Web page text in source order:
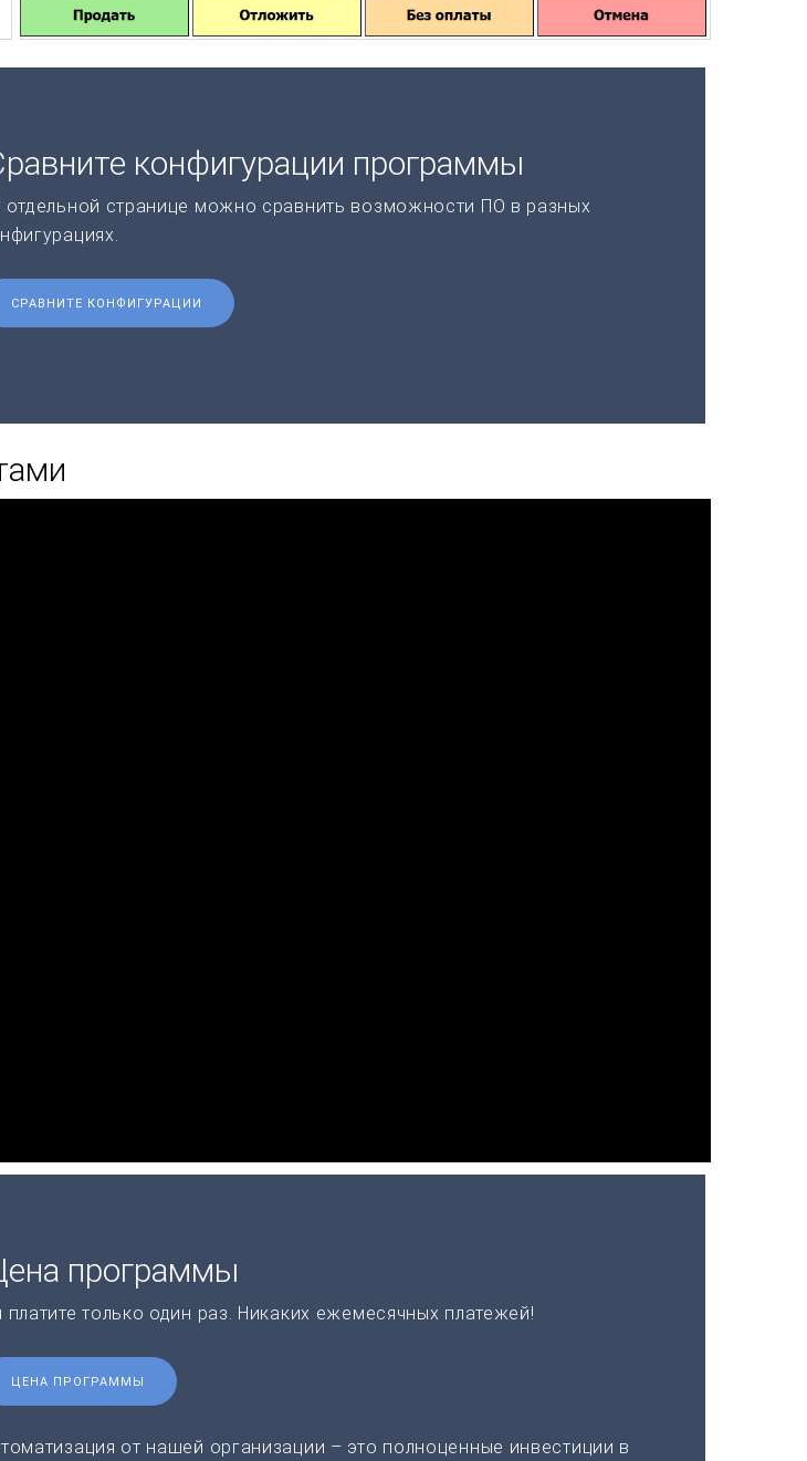
конфигурации программы
отдельной странице можно сравнить возможности ПО в разных
СРАВНИТЕ КОНФИГУРАЦИИ
программы
платите только один раз. Никаких ежемесячных платежей!
ЦЕНА ПРОГРАММЫ
от нашей организации – это полноценные инвестиции в